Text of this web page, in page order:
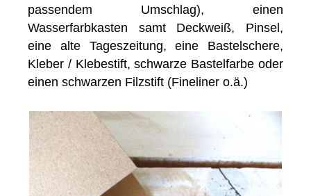
passendem Umschlag), einen
Wasserfarbkasten samt Deckweiß, Pinsel,
eine alte Tageszeitung, eine Bastelschere,
Kleber / Klebestift, schwarze Bastelfarbe oder
einen schwarzen Filzstift (Fineliner o.ä.)